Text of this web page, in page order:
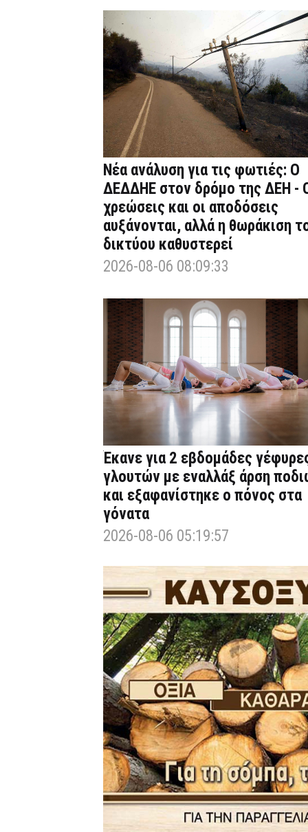
Νέα ανάλυση για τις φωτιές: Ο
ΔΕΔΔΗΕ στον δρόμο της ΔΕΗ -
χρεώσεις και οι αποδόσεις
αυξάνονται, αλλά η θωράκιση
δικτύου καθυστερεί
2026-08-06 08:09:33
Έκανε για 2 εβδομάδες
γλουτών με εναλλάξ άρση
και εξαφανίστηκε ο πόνος στα
γόνατα
2026-08-06 05:19:57